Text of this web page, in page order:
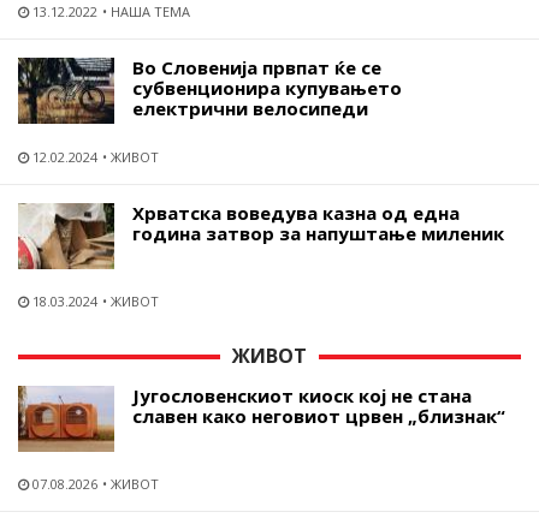
13.12.2022 НАША ТЕМА
Во Словенија првпат ќе се
субвенционира купувањето
електрични велосипеди
12.02.2024 ЖИВОТ
Хрватска воведува казна од една
година затвор за напуштање миленик
18.03.2024 ЖИВОТ
ЖИВОТ
Југословенскиот киоск кој не стана
славен како неговиот црвен „близнак“
07.08.2026 ЖИВОТ